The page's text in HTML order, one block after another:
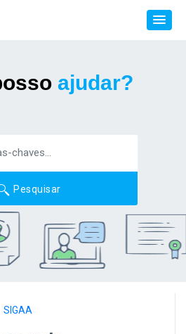
ajudar?
Pesquisar
SIGAA